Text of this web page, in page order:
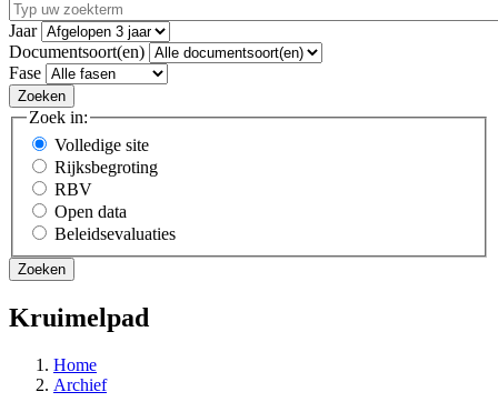
Jaar
Documentsoort(en)
Fase
Zoek in:
Volledige site
Rijksbegroting
RBV
Open data
Beleidsevaluaties
Kruimelpad
Home
Archief